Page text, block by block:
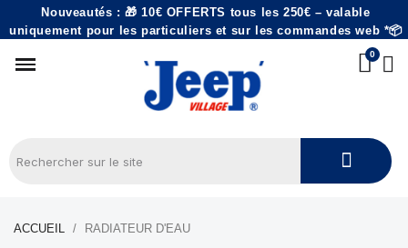
Nouveautés : 🎁 10€ OFFERTS tous les 250€ – valable
uniquement pour les particuliers et sur les commandes web *📦
ACCUEIL RADIATEUR D'EAU